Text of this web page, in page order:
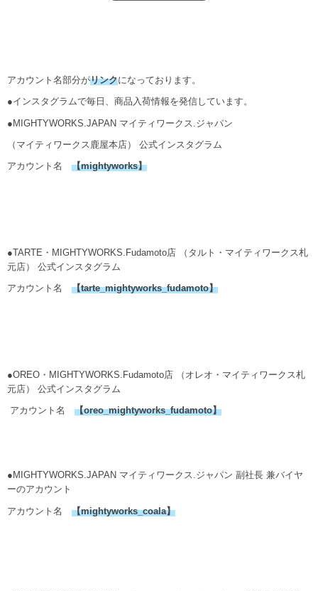
アカウント名部分がリンクになっております。
●インスタグラムで毎日、商品入荷情報を発信しています。
●MIGHTYWORKS.JAPAN マイティワークス.ジャパン
（マイティワークス鹿屋本店） 公式インスタグラム
アカウント名 【mightyworks】
●TARTE・MIGHTYWORKS.Fudamoto店 （タルト・マイティワークス札
元店） 公式インスタグラム
アカウント名 【tarte_mightyworks_fudamoto】
●OREO・MIGHTYWORKS.Fudamoto店 （オレオ・マイティワークス札
元店） 公式インスタグラム
アカウント名 【oreo_mightyworks_fudamoto】
●MIGHTYWORKS.JAPAN マイティワークス.ジャパン 副社長 兼バイヤ
ーのアカウント
アカウント名 【mightyworks_coala】